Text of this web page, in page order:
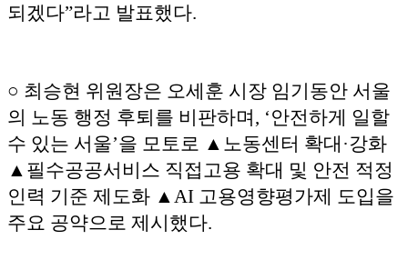
되겠다”라고 발표했다.
○ 최승현 위원장은 오세훈 시장 임기동안 서울
의 노동 행정 후퇴를 비판하며, ‘안전하게 일할
수 있는 서울’을 모토로 ▲노동센터 확대·강화
▲필수공공서비스 직접고용 확대 및 안전 적정
인력 기준 제도화 ▲AI 고용영향평가제 도입을
주요 공약으로 제시했다.